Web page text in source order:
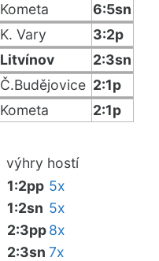
Kometa
6:5sn
K. Vary
3:2p
Litvínov
2:3sn
Č.Budějovice 2:1p
Kometa 2:1p
výhry hostí
1:2pp 5x
1:2sn 5x
2:3pp8x
2:3sn 7x